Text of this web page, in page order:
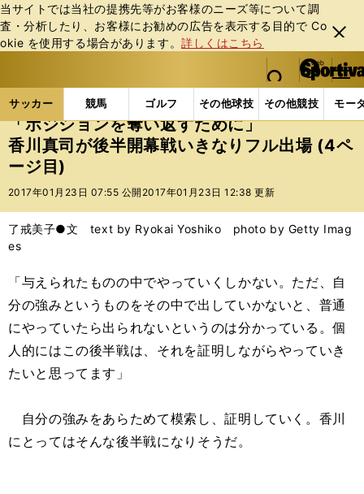
当サイトでは当社の提携先等がお客様のニーズ等について調
査・分析したり、お客様にお勧めの広告を表⽰する⽬的で Co
okie を使⽤する場合があります。詳しくはこちら
閉じ
る
web Sportiva (webスポルティーバ)
検索
マイペ
ー
ジ
メニュ
サッカー 競馬 ゴルフ その他球技 その他競技 モー
ス
ポ
ル
テ
ー
バ
サッカーの記事一覧 海外サッカー 海外サッカー
「ポジションを奪い返すために」
香川真司が後半開幕戦いきなりフル出場 (4ペ
ージ目)
2017年01月23日 07:55 公開 2017年01月23日 12:38 更新
了戒美子●文 text by Ryokai Yoshiko photo by Getty Imag
es
「与えられたものの中でやっていくしかない。ただ、自
分の強みというものをその中で出していかないと、普通
にやっていたら出られないというのは分かっている。個
人的にはこの後半戦は、それを証明しながらやっていき
たいと思ってます」
自分の強みをあらためて模索し、証明していく。香川
にとってはそんな後半戦になりそうだ。